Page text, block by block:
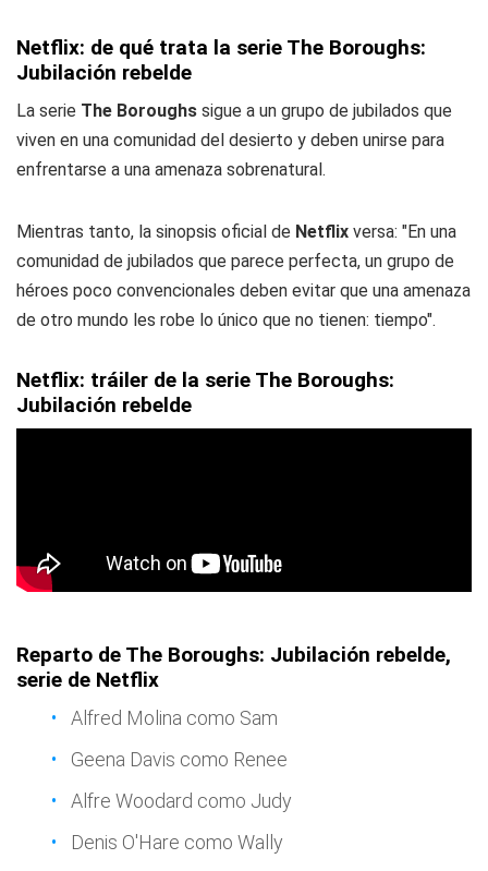
Netflix: de qué trata la serie The Boroughs:
Jubilación rebelde
La serie The Boroughs sigue a un grupo de jubilados que
viven en una comunidad del desierto y deben unirse para
enfrentarse a una amenaza sobrenatural.
Mientras tanto, la sinopsis oficial de Netflix versa: "En una
comunidad de jubilados que parece perfecta, un grupo de
héroes poco convencionales deben evitar que una amenaza
de otro mundo les robe lo único que no tienen: tiempo".
Netflix: tráiler de la serie The Boroughs:
Jubilación rebelde
Reparto de The Boroughs: Jubilación rebelde,
serie de Netflix
Alfred Molina como Sam
Geena Davis como Renee
Alfre Woodard como Judy
Denis O'Hare como Wally